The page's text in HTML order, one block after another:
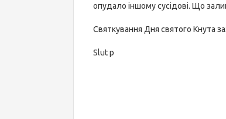
опудало іншому сусідові. Що
Святкування Дня святого Кнута
Slut p